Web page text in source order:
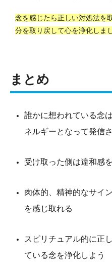
念を感じたら正しい対処法を
分を取り戻して心を浄化しま
まとめ
誰かに想われている念
ネルギーとなって発信
受け取った側は違和感
肉体的、精神的なサイ
を感じ取れる
スピリチュアル的に正
ている念を浄化しよう